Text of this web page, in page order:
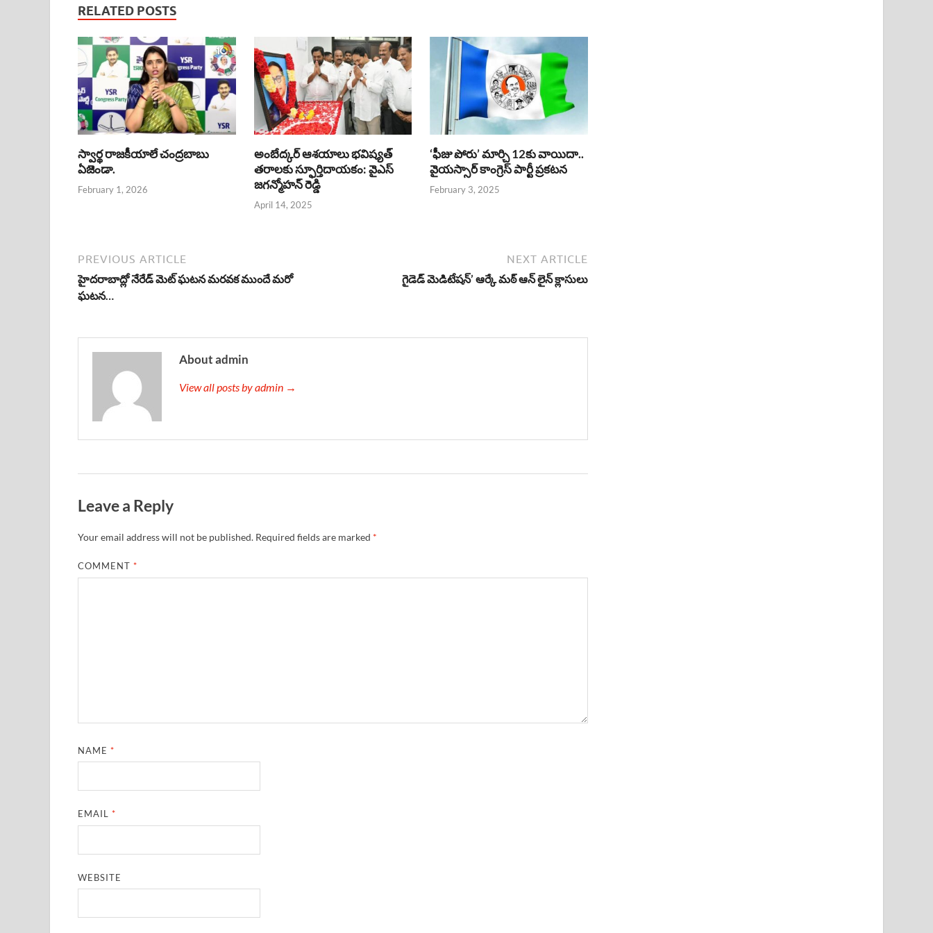
RELATED POSTS
స్వార్థ రాజకీయాలే చంద్రబాబు
ఏజెండా.
February 1, 2026
అంబేద్కర్ ఆశయాలు భవిష్యత్
తరాలకు స్ఫూర్తిదాయకం: వైఎస్
జగన్మోహన్ రెడ్డి
April 14, 2025
‘ఫీజు పోరు’ మార్చి 12కు వాయిదా..
వైయస్సార్‌ కాంగ్రెస్‌ పార్టీ ప్రకటన
February 3, 2025
PREVIOUS ARTICLE
హైదరాబాద్లో నేరేడ్ మెట్ ఘటన మరవక ముందే మరో
ఘటన…
NEXT ARTICLE
గైడెడ్ మెడిటేషన్’ ఆర్కే మఠ్ ఆన్ లైన్ క్లాసులు
About admin
View all posts by admin →
Leave a Reply
Your email address will not be published. Required fields are marked *
COMMENT*
NAME*
EMAIL*
WEBSITE